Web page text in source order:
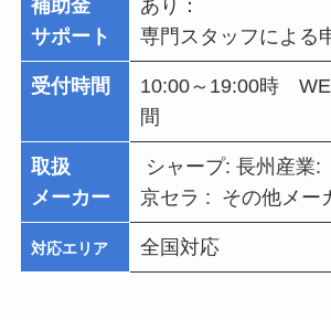
補助金
サポート
あり：
専門スタッフによる
受付時間
10:00～19:00時
間
取扱
メーカー
シャープ: 長州産業
京セラ : その他メー
対応エリア 全国対応